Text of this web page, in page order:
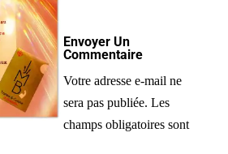
Envoyer Un
Commentaire
Votre adresse e-mail ne
sera pas publiée. Les
champs obligatoires sont